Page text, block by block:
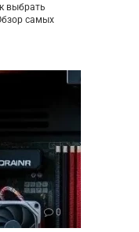
выбрать
самых
0